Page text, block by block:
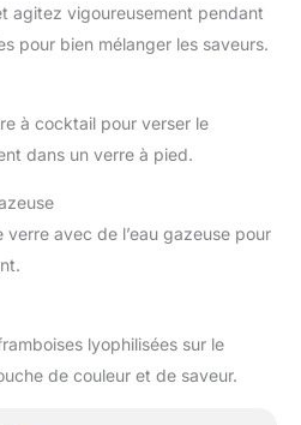
agitez vigoureusement pendant
pour bien mélanger les saveurs.
à cocktail pour verser le
dans un verre à pied.
verre avec de l’eau gazeuse pour
lyophilisées sur le
de couleur et de saveur.